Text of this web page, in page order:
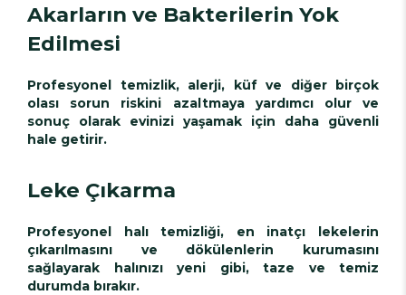
Akarların ve Bakterilerin Yok
Edilmesi
Profesyonel temizlik, alerji, küf ve diğer birçok
olası sorun riskini azaltmaya yardımcı olur ve
sonuç olarak evinizi yaşamak için daha güvenli
hale getirir.
Leke Çıkarma
Profesyonel halı temizliği, en inatçı lekelerin
çıkarılmasını ve dökülenlerin kurumasını
sağlayarak halınızı yeni gibi, taze ve temiz
durumda bırakır.